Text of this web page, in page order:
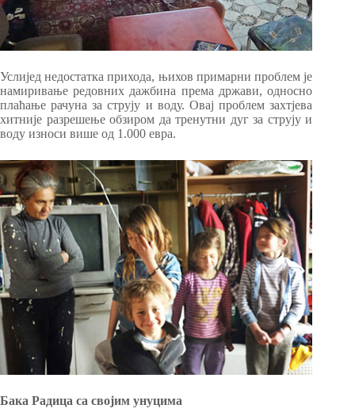
Услијед недостатка прихода, њихов примарни проблем је
намиривање редовних дажбина према држави, односно
плаћање рачуна за струју и воду. Овај проблем захтјева
хитније разрешење обзиром да тренутни дуг за струју и
воду износи више од 1.000 евра.
Бака Радица са својим унуцима